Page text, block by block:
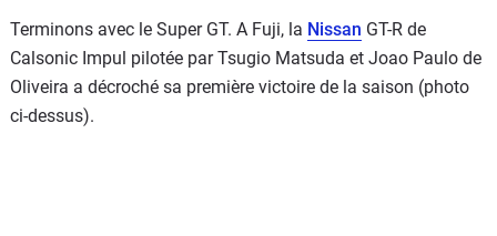
Terminons avec le Super GT. A Fuji, la Nissan GT-R de
Calsonic Impul pilotée par Tsugio Matsuda et Joao Paulo de
Oliveira a décroché sa première victoire de la saison (photo
ci-dessus).